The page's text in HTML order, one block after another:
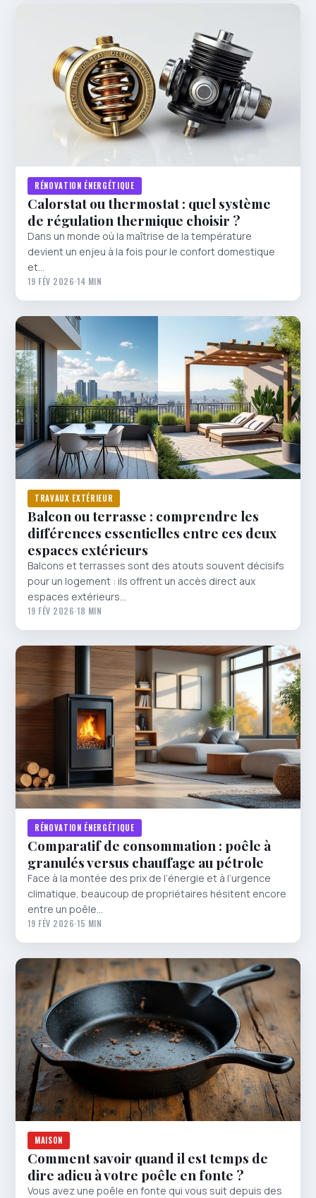
RÉNOVATION ÉNERGÉTIQUE
Calorstat ou thermostat : quel système
de régulation thermique choisir ?
Dans un monde où la maîtrise de la température
devient un enjeu à la fois pour le confort domestique
et…
19 FÉV 2026·14 MIN
TRAVAUX EXTÉRIEUR
Balcon ou terrasse : comprendre les
différences essentielles entre ces deux
espaces extérieurs
Balcons et terrasses sont des atouts souvent décisifs
pour un logement : ils offrent un accès direct aux
espaces extérieurs…
19 FÉV 2026·18 MIN
RÉNOVATION ÉNERGÉTIQUE
Comparatif de consommation : poêle à
granulés versus chauffage au pétrole
Face à la montée des prix de l’énergie et à l’urgence
climatique, beaucoup de propriétaires hésitent encore
entre un poêle…
19 FÉV 2026·15 MIN
MAISON
Comment savoir quand il est temps de
dire adieu à votre poêle en fonte ?
Vous avez une poêle en fonte qui vous suit depuis des